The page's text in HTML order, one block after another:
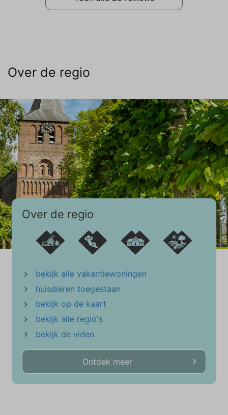
Over de regio
Over de regio
bekijk alle vakantiewoningen
huisdieren toegestaan
bekijk op de kaart
bekijk alle regio's
bekijk de video
Ontdek meer